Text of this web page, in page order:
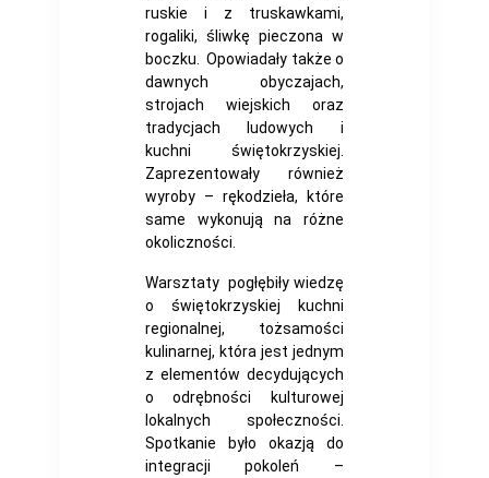
ruskie i z truskawkami,
rogaliki, śliwkę pieczona w
boczku. Opowiadały także o
dawnych obyczajach,
strojach wiejskich oraz
tradycjach ludowych i
kuchni świętokrzyskiej.
Zaprezentowały również
wyroby – rękodzieła, które
same wykonują na różne
okoliczności.
Warsztaty pogłębiły wiedzę
o świętokrzyskiej kuchni
regionalnej, tożsamości
kulinarnej, która jest jednym
z elementów decydujących
o odrębności kulturowej
lokalnych społeczności.
Spotkanie było okazją do
integracji pokoleń –